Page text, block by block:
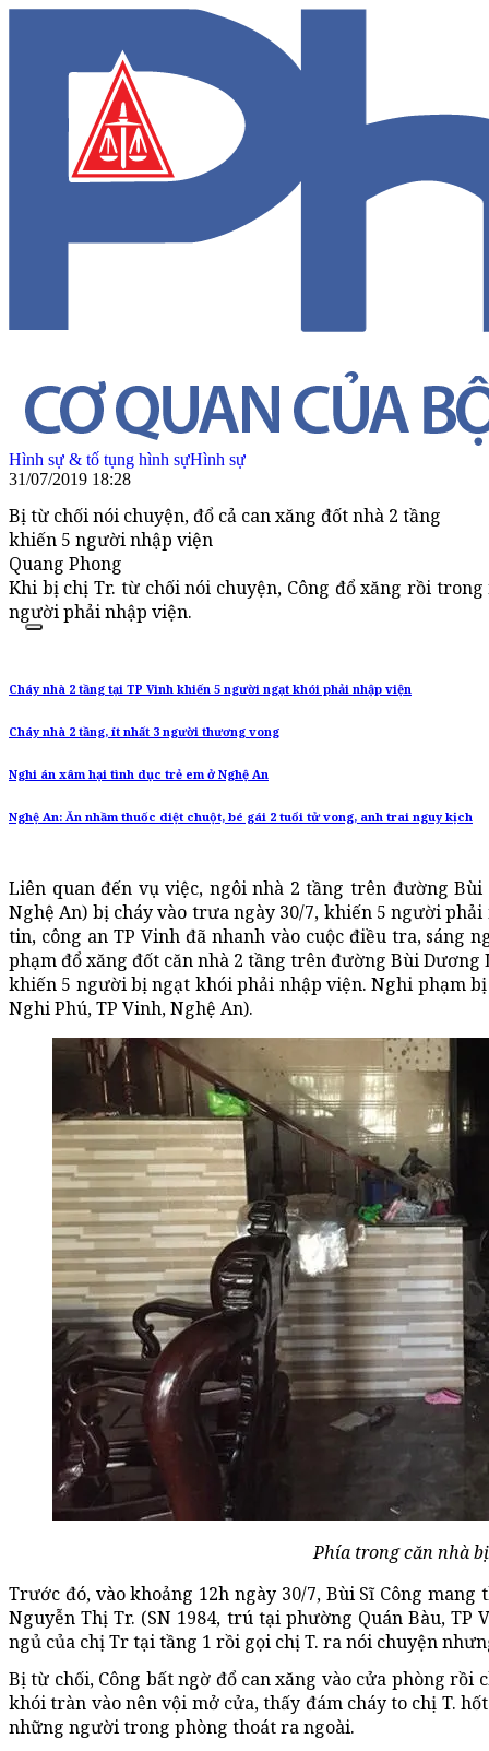
Hình sự & tố tụng hình sựHình sự
31/07/2019 18:28
Bị từ chối nói chuyện, đổ cả can xăng đốt nhà 2 tầng
khiến 5 người nhập viện
Quang Phong
Khi bị chị Tr. từ chối nói chuyện, Công đổ xăng rồi
người phải nhập viện.
Cháy nhà 2 tầng tại TP Vinh khiến 5 người ngạt khói phải nhập viện
Cháy nhà 2 tầng, ít nhất 3 người thương vong
Nghi án xâm hại tình dục trẻ em ở Nghệ An
Nghệ An: Ăn nhầm thuốc diệt chuột, bé gái 2 tuổi tử vong, anh trai nguy kịch
Liên quan đến vụ việc, ngôi nhà 2 tầng trên đường
Nghệ An) bị cháy vào trưa ngày 30/7, khiến 5 người
tin, công an TP Vinh đã nhanh vào cuộc điều tra, sáng
phạm đổ xăng đốt căn nhà 2 tầng trên đường Bùi Dương
khiến 5 người bị ngạt khói phải nhập viện. Nghi phạm
Nghi Phú, TP Vinh, Nghệ An).
Phía trong căn nhà
Trước đó, vào khoảng 12h ngày 30/7, Bùi Sĩ Công
Nguyễn Thị Tr. (SN 1984, trú tại phường Quán Bàu, TP
ngủ của chị Tr tại tầng 1 rồi gọi chị T. ra nói chuyện
Bị từ chối, Công bất ngờ đổ can xăng vào cửa phòng rồi
khói tràn vào nên vội mở cửa, thấy đám cháy to chị T.
những người trong phòng thoát ra ngoài.